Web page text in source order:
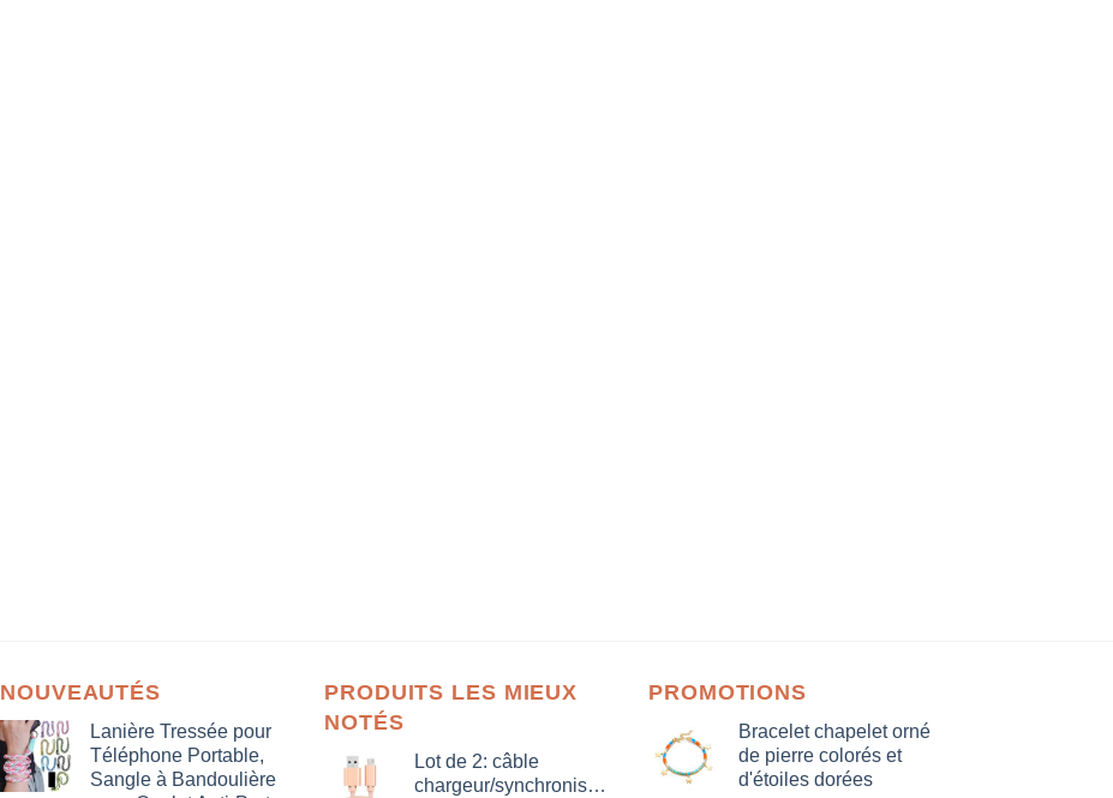
NOUVEAUTÉS
Lanière Tressée pour
Téléphone Portable,
Sangle à Bandoulière
PRODUITS LES MIEUX
NOTÉS
Lot de 2: câble
chargeur/synchronisation
PROMOTIONS
Bracelet chapelet orné
de pierre colorés et
d'étoiles dorées